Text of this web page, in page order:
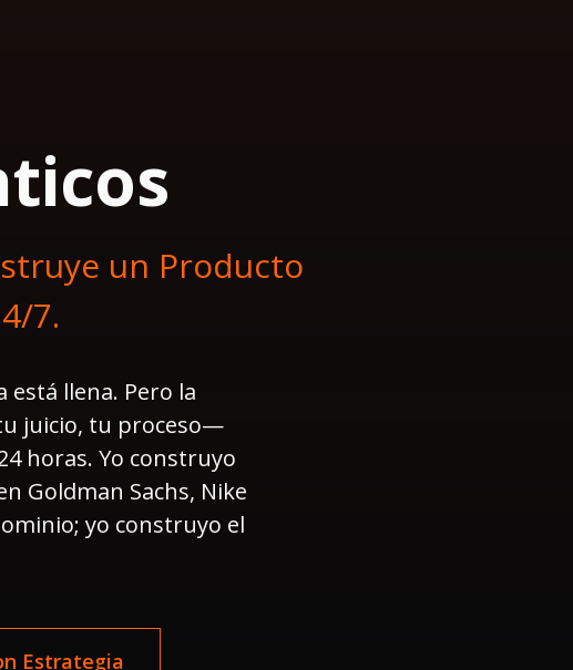
un Producto
7.
llena. Pero la
juicio, tu proceso—
horas. Yo construyo
Goldman Sachs, Nike
yo construyo el
Estrategia